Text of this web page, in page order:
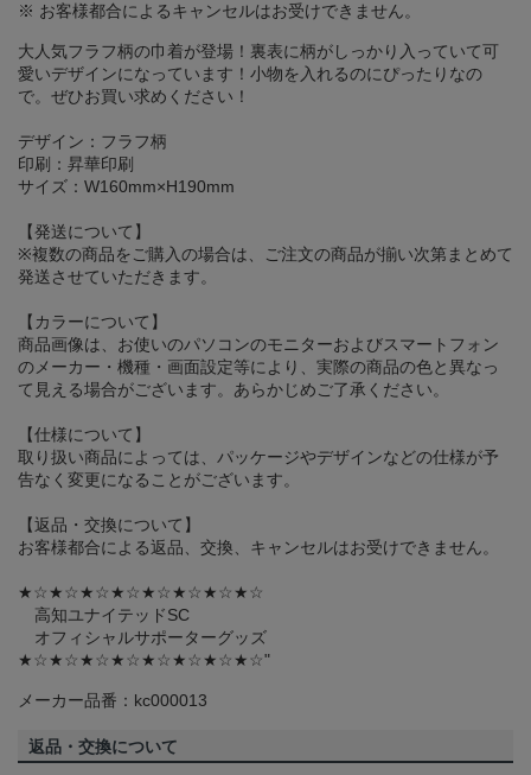
※ お客様都合によるキャンセルはお受けできません。
大人気フラフ柄の巾着が登場！裏表に柄がしっかり入っていて可
愛いデザインになっています！小物を入れるのにぴったりなの
で。ぜひお買い求めください！
デザイン：フラフ柄
印刷：昇華印刷
サイズ：W160mm×H190mm
【発送について】
※複数の商品をご購入の場合は、ご注文の商品が揃い次第まとめて
発送させていただきます。
【カラーについて】
商品画像は、お使いのパソコンのモニターおよびスマートフォン
のメーカー・機種・画面設定等により、実際の商品の色と異なっ
て見える場合がございます。あらかじめご了承ください。
【仕様について】
取り扱い商品によっては、パッケージやデザインなどの仕様が予
告なく変更になることがございます。
【返品・交換について】
お客様都合による返品、交換、キャンセルはお受けできません。
★☆★☆★☆★☆★☆★☆★☆★☆
高知ユナイテッドSC
オフィシャルサポーターグッズ
★☆★☆★☆★☆★☆★☆★☆★☆"
メーカー品番：kc000013
返品・交換について